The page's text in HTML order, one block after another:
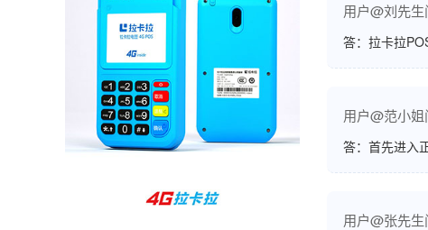
孙女士
收到用了还可以，朋友推荐用的，她之前用了竟
然给提额了，希望我也能提呃，客服还和我说了
很多提额小技巧希望有用吧。
杨先生
用户@刘先
答：拉卡拉
用户@范小姐
答：首先进入
用户@张先